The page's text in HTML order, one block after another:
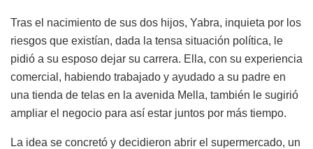
Tras el nacimiento de sus dos hijos, Yabra, inquieta por los
riesgos que existían, dada la tensa situación política, le
pidió a su esposo dejar su carrera. Ella, con su experiencia
comercial, habiendo trabajado y ayudado a su padre en
una tienda de telas en la avenida Mella, también le sugirió
ampliar el negocio para así estar juntos por más tiempo.
La idea se concretó y decidieron abrir el supermercado, un